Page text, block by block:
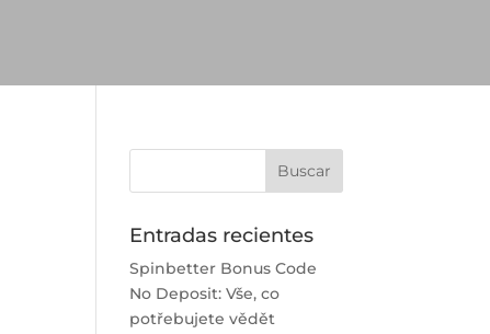
Entradas recientes
Spinbetter Bonus Code
No Deposit: Vše, co
potřebujete vědět